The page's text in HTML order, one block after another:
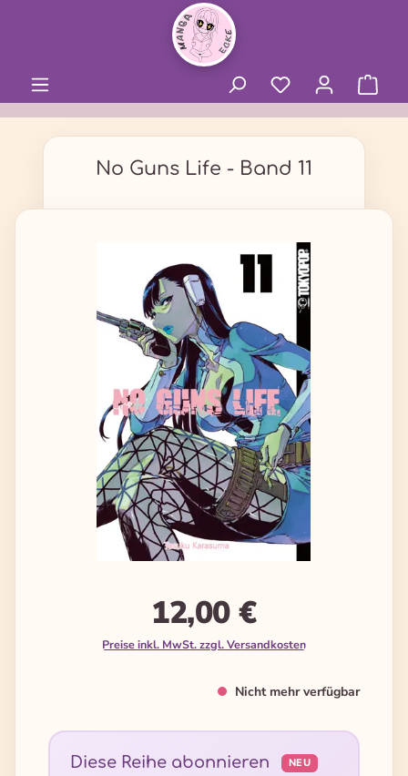
No Guns Life - Band 11
12,00 €
Preise inkl. MwSt. zzgl. Versandkosten
Nicht mehr verfügbar
Diese Reihe abonnieren NEU